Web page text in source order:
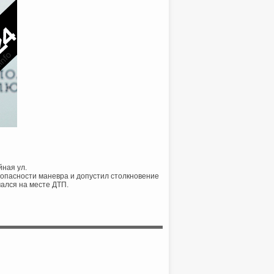
ул.
маневра и допустил столкновение
на месте ДТП.